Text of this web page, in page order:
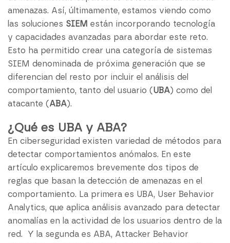
amenazas. Así, últimamente, estamos viendo como
las soluciones SIEM están incorporando tecnología
y capacidades avanzadas para abordar este reto.
Esto ha permitido crear una categoría de sistemas
SIEM denominada de próxima generación que se
diferencian del resto por incluir el análisis del
comportamiento, tanto del usuario ( UBA) como del
atacante ( ABA).
¿Qué es UBA y ABA?
En ciberseguridad existen variedad de métodos para
detectar comportamientos anómalos. En este
artículo explicaremos brevemente dos tipos de
reglas que basan la detección de amenazas en el
comportamiento. La primera es UBA, User Behavior
Analytics, que aplica análisis avanzado para detectar
anomalías en la actividad de los usuarios dentro de la
red. Y la segunda es ABA, Attacker Behavior